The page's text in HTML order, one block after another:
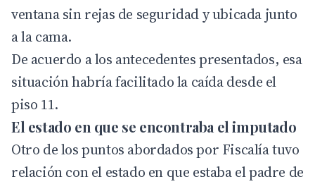
ventana sin rejas de seguridad y ubicada junto
a la cama.
De acuerdo a los antecedentes presentados, esa
situación habría facilitado la caída desde el
piso 11.
El estado en que se encontraba el imputado
Otro de los puntos abordados por Fiscalía tuvo
relación con el estado en que estaba el padre de